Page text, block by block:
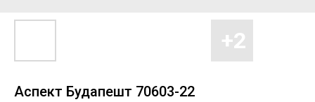
Аспект Будапешт 70603-22